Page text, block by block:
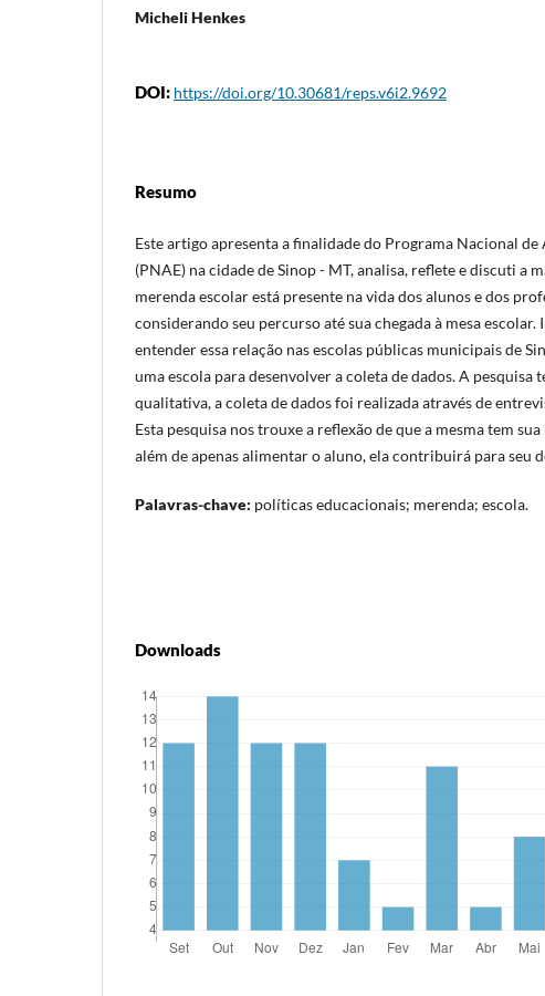
Micheli Henkes
DOI: https://doi.org/10.30681/reps.v6i2.9692
Resumo
Este artigo apresenta a finalidade do Programa Nacional
(PNAE) na cidade de Sinop - MT, analisa, reflete e discuti a
merenda escolar está presente na vida dos alunos e dos
considerando seu percurso até sua chegada à mesa
entender essa relação nas escolas públicas municipais de
uma escola para desenvolver a coleta de dados. A pesquisa
qualitativa, a coleta de dados foi realizada através de
Esta pesquisa nos trouxe a reflexão de que a mesma tem
além de apenas alimentar o aluno, ela contribuirá para seu
Palavras-chave: políticas educacionais; merenda; escola.
Downloads